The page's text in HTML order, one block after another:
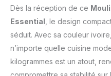
Dès la réception de ce
Essential , le design
séduit. Avec sa couleur
n’importe quelle cuisine
kilogrammes est un atout,